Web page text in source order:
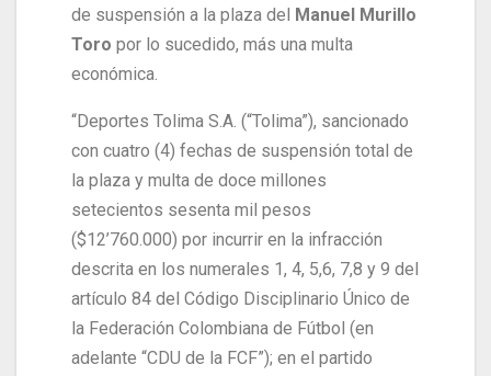
de suspensión a la plaza del Manuel Murillo
Toro por lo sucedido, más una multa
económica.
“Deportes Tolima S.A. (“Tolima”), sancionado
con cuatro (4) fechas de suspensión total de
la plaza y multa de doce millones
setecientos sesenta mil pesos
($12’760.000) por incurrir en la infracción
descrita en los numerales 1, 4, 5,6, 7,8 y 9 del
artículo 84 del Código Disciplinario Único de
la Federación Colombiana de Fútbol (en
adelante “CDU de la FCF”); en el partido